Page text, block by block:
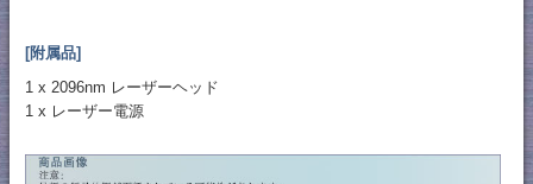
[附属品]
1 x 2096nm レーザーヘッド
1 x レーザー電源